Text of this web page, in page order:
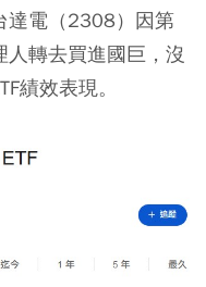
達電（2308）因第
轉去買進國巨，沒
績效表現。